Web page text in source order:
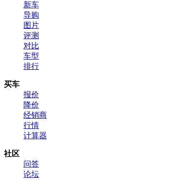
新车
导购
图片
评测
对比
车型
排行
买车
报价
降价
经销商
行情
计算器
社区
问答
论坛